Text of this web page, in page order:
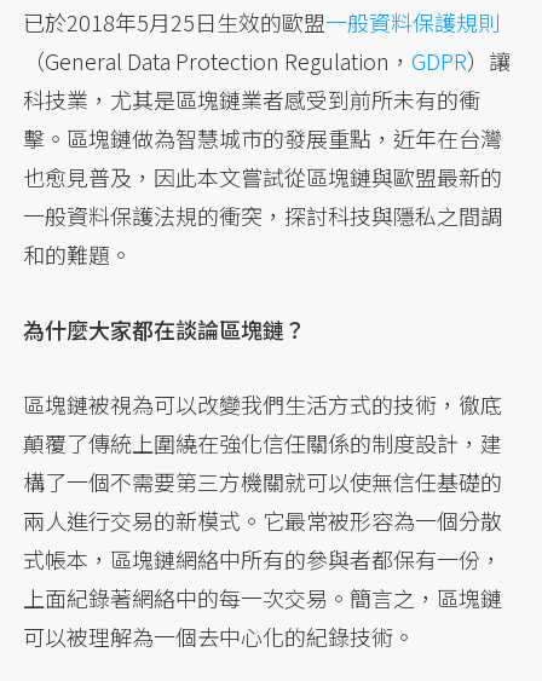
已於2018年5月25日生效的歐盟一般資料保護規則
（General Data Protection Regulation，GDPR）讓
科技業，尤其是區塊鏈業者感受到前所未有的衝
擊。區塊鏈做為智慧城市的發展重點，近年在台灣
也愈見普及，因此本文嘗試從區塊鏈與歐盟最新的
一般資料保護法規的衝突，探討科技與隱私之間調
和的難題。
為什麼大家都在談論區塊鏈？
區塊鏈被視為可以改變我們生活方式的技術，徹底
顛覆了傳統上圍繞在強化信任關係的制度設計，建
構了一個不需要第三方機關就可以使無信任基礎的
兩人進行交易的新模式。它最常被形容為一個分散
式帳本，區塊鏈網絡中所有的參與者都保有一份，
上面紀錄著網絡中的每一次交易。簡言之，區塊鏈
可以被理解為一個去中心化的紀錄技術。